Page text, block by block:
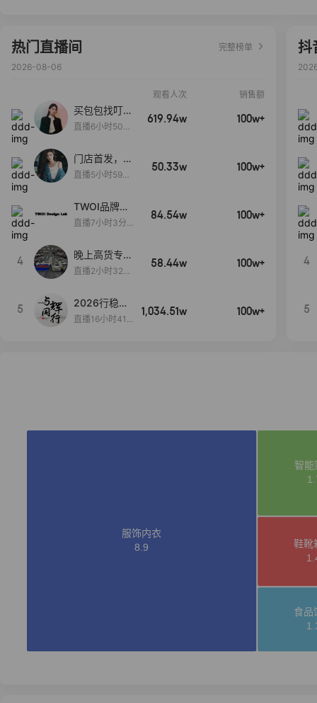
热门直播间
完整榜单
2026-08-06
观看人次 销售额
买包包找叮
当,一折购！
直播6小时50分
619.94w 100w+
门店首发，秋
款大上新！！
直播5小时59分
50.33w 100w+
TWOI品牌直
播间新款上
直播7小时3分5
84.54w 100w+
4
晚上高货专场
大放漏
直播2小时32分
58.44w 100w+
5
2026行稳致
远
直播16小时41
1,034.51w 100w+
抖
4
5